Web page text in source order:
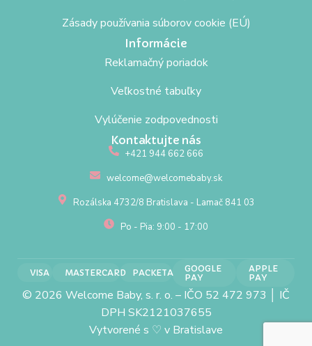
Zásady používania súborov cookie (EÚ)
Informácie
Reklamačný poriadok
Veľkostné tabuľky
Vylúčenie zodpovednosti
Kontaktujte nás
+421 944 662 666
welcome@welcomebaby.sk
Rozálska 4732/8 Bratislava - Lamač 841 03
Po - Pia: 9:00 - 17:00
VISA MASTERCARD PACKETA
GOOGLE
PAY
APPLE
PAY
© 2026 Welcome Baby, s. r. o. – IČO 52 472 973 │ IČ
DPH SK2121037655
Vytvorené s ♡ v Bratislave